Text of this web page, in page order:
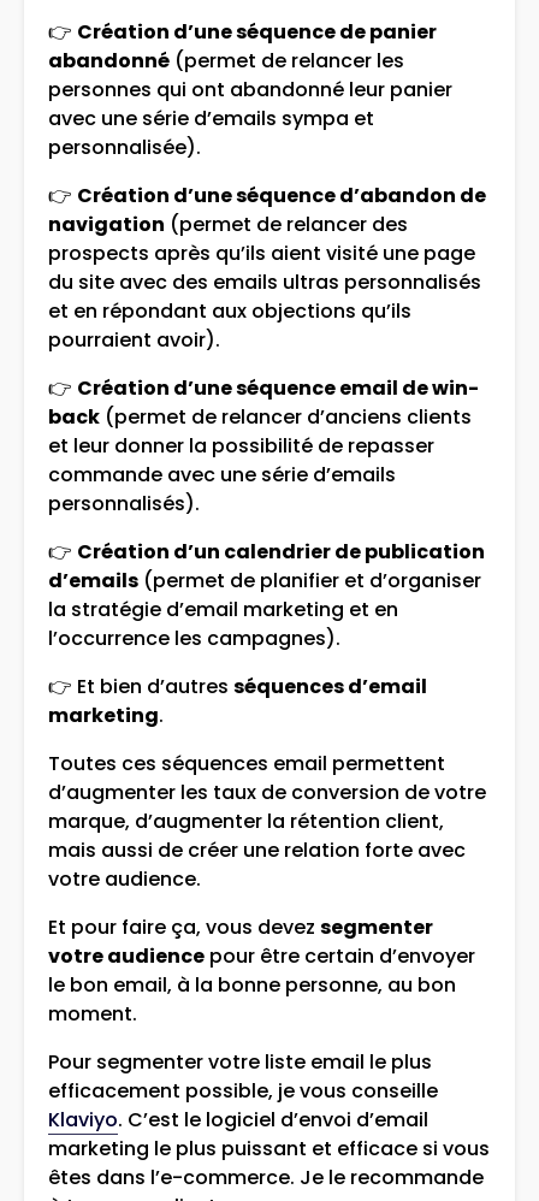
👉 Création d’une séquence de panier
abandonné (permet de relancer les
personnes qui ont abandonné leur panier
avec une série d’emails sympa et
personnalisée).
👉 Création d’une séquence d’abandon de
navigation (permet de relancer des
prospects après qu’ils aient visité une page
du site avec des emails ultras personnalisés
et en répondant aux objections qu’ils
pourraient avoir).
👉 Création d’une séquence email de win-
back (permet de relancer d’anciens clients
et leur donner la possibilité de repasser
commande avec une série d’emails
personnalisés).
👉 Création d’un calendrier de publication
d’emails (permet de planifier et d’organiser
la stratégie d’email marketing et en
l’occurrence les campagnes).
👉 Et bien d’autres séquences d’email
marketing.
Toutes ces séquences email permettent
d’augmenter les taux de conversion de votre
marque, d’augmenter la rétention client,
mais aussi de créer une relation forte avec
votre audience.
Et pour faire ça, vous devez segmenter
votre audience pour être certain d’envoyer
le bon email, à la bonne personne, au bon
moment.
Pour segmenter votre liste email le plus
efficacement possible, je vous conseille
Klaviyo. C’est le logiciel d’envoi d’email
marketing le plus puissant et efficace si vous
êtes dans l’e-commerce. Je le recommande